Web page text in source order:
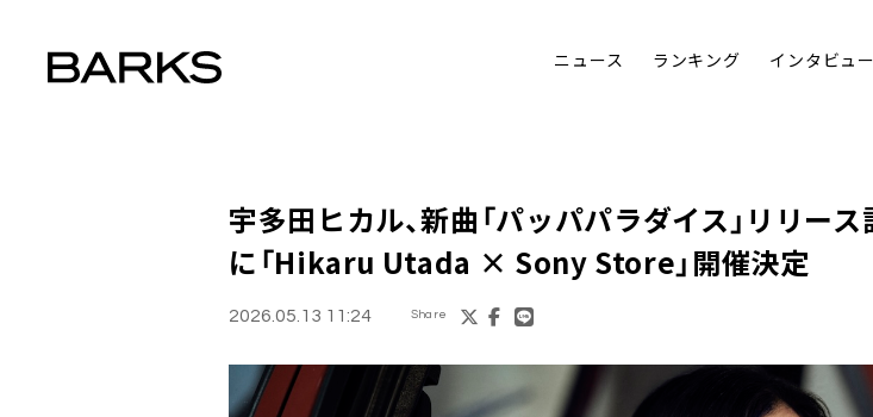
ニュース ランキング インタビュー
宇多田ヒカル、新曲「パッパパラダイス」リリース
に「Hikaru Utada × Sony Store」開催決定
2026.05.13 11:24 Share